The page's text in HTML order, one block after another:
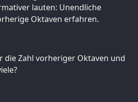
lauten: Unendliche
Oktaven erfahren.
die Zahl vorheriger Oktaven und